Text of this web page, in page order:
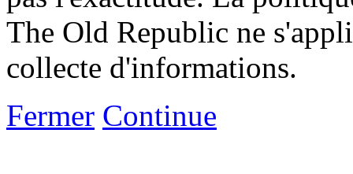
The Old Republic ne
collecte d'informations.
Fermer Continue